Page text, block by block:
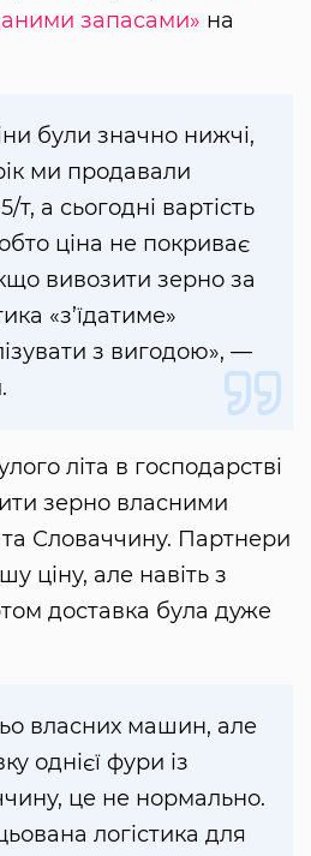
запасами» на
були значно нижчі,
ми продавали
т, а сьогодні вартість
ціна не покриває
вивозити зерно за
«з’їдатиме»
з вигодою», —
літа в господарстві
зерно власними
Словаччину. Партнери
ціну, але навіть з
доставка була дуже
власних машин, але
однієї фури із
це не нормально.
логістика для